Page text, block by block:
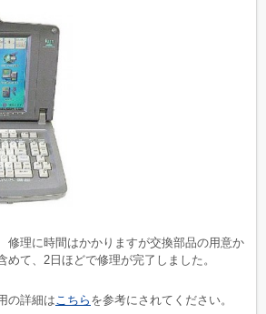
修理に時間はかかりますが交換部品の用意か
めて、2日ほどで修理が完了しました。
の詳細はこちら を参考にされてください。